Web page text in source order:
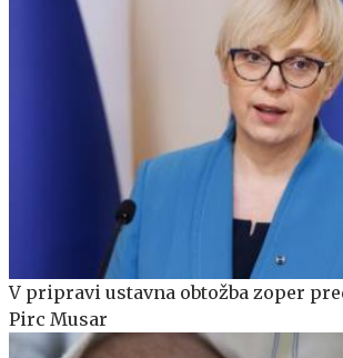
V pripravi ustavna obtožba zoper
Pirc Musar